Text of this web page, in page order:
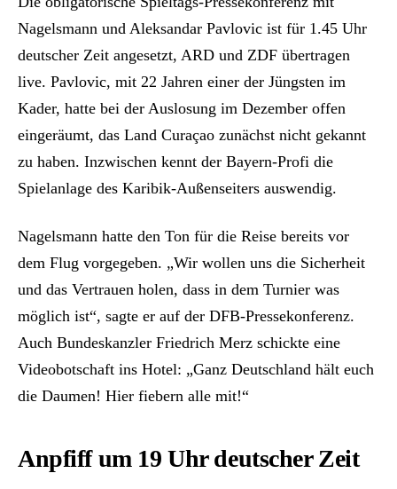
Nagelsmann und Aleksandar Pavlovic ist für 1.45 Uhr
deutscher Zeit angesetzt, ARD und ZDF übertragen
live. Pavlovic, mit 22 Jahren einer der Jüngsten im
Kader, hatte bei der Auslosung im Dezember offen
eingeräumt, das Land Curaçao zunächst nicht gekannt
zu haben. Inzwischen kennt der Bayern-Profi die
Spielanlage des Karibik-Außenseiters auswendig.
Nagelsmann hatte den Ton für die Reise bereits vor
dem Flug vorgegeben. „Wir wollen uns die Sicherheit
und das Vertrauen holen, dass in dem Turnier was
möglich ist“, sagte er auf der DFB-Pressekonferenz.
Auch Bundeskanzler Friedrich Merz schickte eine
Videobotschaft ins Hotel: „Ganz Deutschland hält euch
die Daumen! Hier fiebern alle mit!“
Anpfiff um 19 Uhr deutscher Zeit